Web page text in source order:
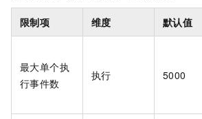
限制项 维度 默认值
最大单个执
行事件数
执行 5000